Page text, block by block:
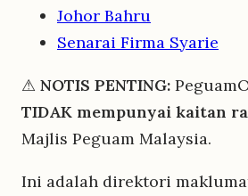
Johor Bahru
Senarai Firma Syarie
⚠ NOTIS PENTING:
TIDAK mempunyai kaitan
Majlis Peguam Malaysia.
Ini adalah direktori